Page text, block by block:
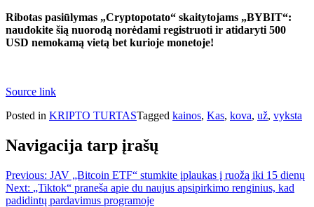
Ribotas pasiūlymas „Cryptopotato“ skaitytojams „BYBIT“:
naudokite šią nuorodą norėdami registruoti ir atidaryti 500
USD nemokamą vietą bet kurioje monetoje!
Source link
Posted in KRIPTO TURTASTagged kainos, Kas, kova, už, vyksta
Navigacija tarp įrašų
Previous: JAV „Bitcoin ETF“ stumkite įplaukas į ruožą iki 15 dienų
Next: „Tiktok“ praneša apie du naujus apsipirkimo renginius, kad
padidintų pardavimus programoje